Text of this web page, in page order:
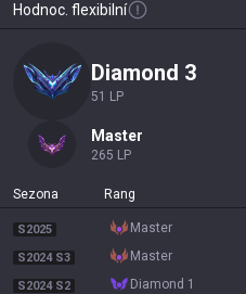
Hodnoc. flexibilní
diamond 3
51 LP
master
265 LP
Sezona Rang
S2025 master
S2024 S3 master
S2024 S2 diamond 1